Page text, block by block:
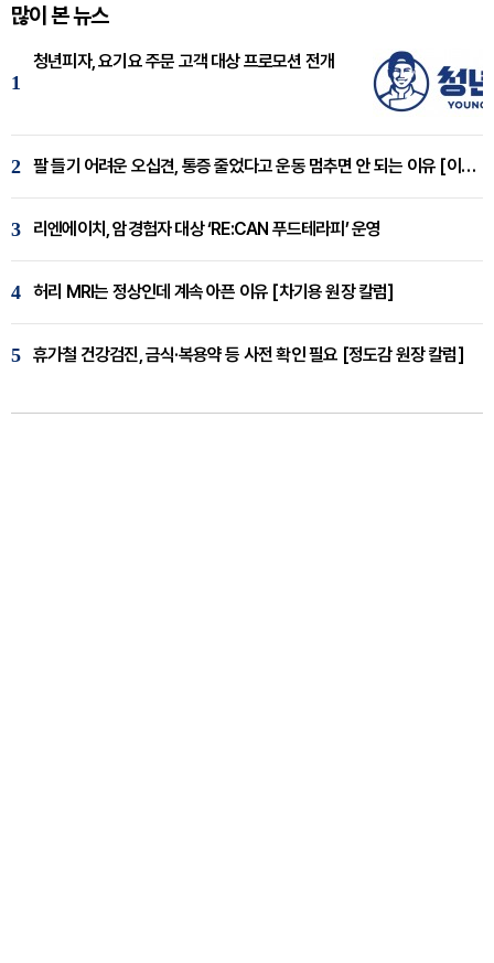
많이 본 뉴스
1
청년피자, 요기요 주문 고객 대상 프로모션 전개
2 팔 들기 어려운 오십견, 통증 줄었다고 운동 멈추면 안 되는 이유 [이병욱 원장 칼럼]
3 리엔에이치, 암경험자 대상 ‘RE:CAN 푸드테라피’ 운영
4 허리 MRI는 정상인데 계속 아픈 이유 [차기용 원장 칼럼]
5 휴가철 건강검진, 금식·복용약 등 사전 확인 필요 [정도감 원장 칼럼]